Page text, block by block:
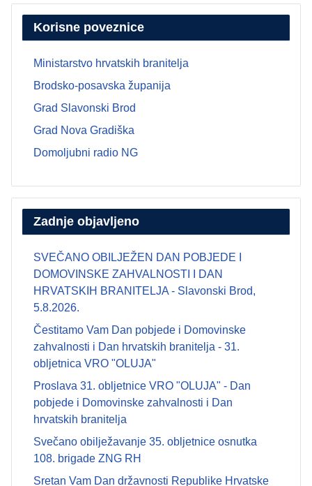
Korisne poveznice
Ministarstvo hrvatskih branitelja
Brodsko-posavska županija
Grad Slavonski Brod
Grad Nova Gradiška
Domoljubni radio NG
Zadnje objavljeno
SVEČANO OBILJEŽEN DAN POBJEDE I
DOMOVINSKE ZAHVALNOSTI I DAN
HRVATSKIH BRANITELJA - Slavonski Brod,
5.8.2026.
Čestitamo Vam Dan pobjede i Domovinske
zahvalnosti i Dan hrvatskih branitelja - 31.
obljetnica VRO "OLUJA"
Proslava 31. obljetnice VRO "OLUJA" - Dan
pobjede i Domovinske zahvalnosti i Dan
hrvatskih branitelja
Svečano obilježavanje 35. obljetnice osnutka
108. brigade ZNG RH
Sretan Vam Dan državnosti Republike Hrvatske